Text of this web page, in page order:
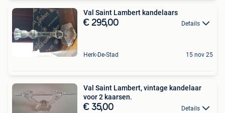
Val Saint Lambert kandelaars
€ 295,00 Details
Herk-De-Stad 15 nov 25
Val Saint Lambert, vintage kandelaar
voor 2 kaarsen.
€ 35,00 Details